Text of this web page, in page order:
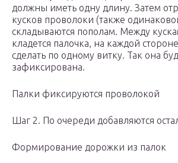
должны иметь одну длину. Затем
кусков проволоки (также
складываются пополам. Между
кладется палочка, на каждой
сделать по одному витку. Так она
зафиксирована.
Палки фиксируются проволокой
Шаг 2. По очереди добавляются
Формирование дорожки из палок